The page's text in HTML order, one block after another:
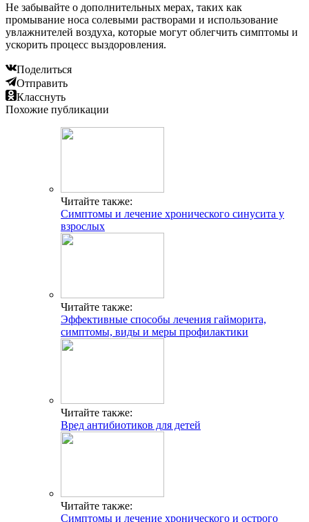
Не забывайте о дополнительных мерах, таких как
промывание носа солевыми растворами и использование
увлажнителей воздуха, которые могут облегчить симптомы и
ускорить процесс выздоровления.
Поделиться
Отправить
Класснуть
Похожие публикации
Читайте также:
Симптомы и лечение хронического синусита у
взрослых
Читайте также:
Эффективные способы лечения гайморита,
симптомы, виды и меры профилактики
Читайте также:
Вред антибиотиков для детей
Читайте также:
Симптомы и лечение хронического и острого